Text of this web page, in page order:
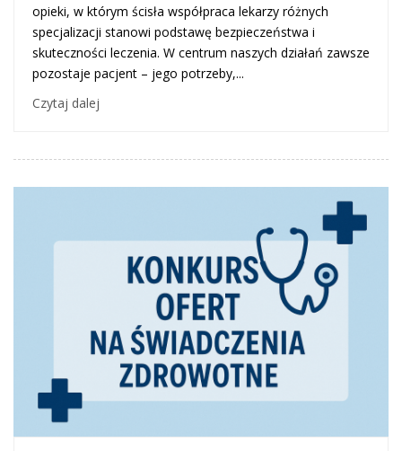
opieki, w którym ścisła współpraca lekarzy różnych
specjalizacji stanowi podstawę bezpieczeństwa i
skuteczności leczenia. W centrum naszych działań zawsze
pozostaje pacjent – jego potrzeby,...
Czytaj dalej